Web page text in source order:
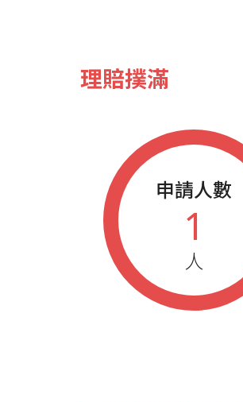
理賠撲滿
申請人數
1
人